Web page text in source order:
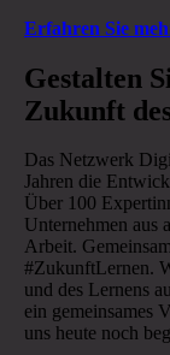
Erfahren Sie
Gestalten
Zukunft
Das Netzwerk
Jahren die
Über 100
Unternehmen aus
Arbeit.
#ZukunftLernen.
und des Lernens
ein gemeinsames
uns heute noch